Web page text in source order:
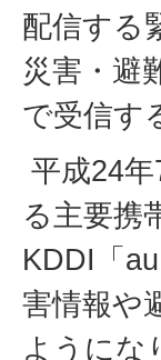
配信する
災害・避
で受信す
平成24
る主要携
KDDI「
害情報や
ようにな